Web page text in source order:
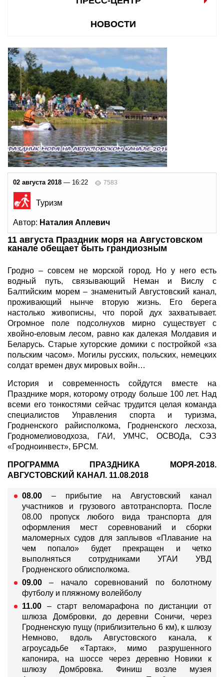
НОВОСТИ
02 августа 2018 — 16:22 7583
Туризм
Автор: Наталия Аплевич
11 августа Праздник моря на Августовском
канале обещает быть грандиозным
Гродно – совсем не морской город. Но у него есть
водный путь, связывающий Неман и Вислу с
Балтийским морем – знаменитый Августовский канал,
проживающий нынче вторую жизнь. Его берега
настолько живописны, что порой дух захватывает.
Огромное поле подсолнухов мирно существует с
хвойно-еловым лесом, равно как далекая Молдавия и
Беларусь. Старые хуторские домики с постройкой «за
польским часом». Могилы русских, польских, немецких
солдат времен двух мировых войн…
История и современность сойдутся вместе на
Празднике моря, которому отроду больше 100 лет. Над
всеми его тонкостями сейчас трудится целая команда
специалистов Управления спорта и туризма,
Гродненского райисполкома, Гродненского лесхоза,
Гродномелиоводхоза, ГАИ, УМЧС, ОСВОДа, СЭЗ
«Гродноинвест», БРСМ.
ПРОГРАММА ПРАЗДНИКА МОРЯ-2018.
АВГУСТОВСКИЙ КАНАЛ. 11.08.2018
08.00 – прибытие на Августовский канал
участников и грузового автотранспорта. После
08.00 пропуск любого вида транспорта для
оформления мест соревнований и сборки
маломерных судов для заплывов «Плавание на
чем попало» будет прекращен и четко
выполняться сотрудниками УГАИ УВД
Гродненского облисполкома.
09.00 – начало соревнований по болотному
футболу и пляжному волейболу
11.00 – старт веломарафона по дистанции от
шлюза Домбровки, до деревни Соничи, через
Гродненскую пущу (приблизительно 6 км), к шлюзу
Немново, вдоль Августовского канала, к
агроусадьбе «Тартак», мимо разрушенного
капонира, на шоссе через деревню Новики к
шлюзу Домбровка. Финиш возле музея